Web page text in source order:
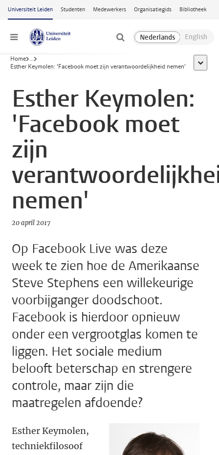
Ga naar hoofdinhoud
Universiteit Leiden Studenten Medewerkers Organisatiegids Bibliotheek
Menu
Home ...
Esther Keymolen: 'Facebook moet zijn verantwoordelijkheid nemen'
toon
Esther Keymolen:
'Facebook moet
zijn
nemen'
20 april 2017
Op Facebook Live was deze
week te zien hoe de Amerikaanse
Steve Stephens een willekeurige
voorbijganger doodschoot.
Facebook is hierdoor opnieuw
onder een vergrootglas komen te
liggen. Het sociale medium
belooft beterschap en strengere
controle, maar zijn die
maatregelen afdoende?
Esther Keymolen,
techniekfilosoof